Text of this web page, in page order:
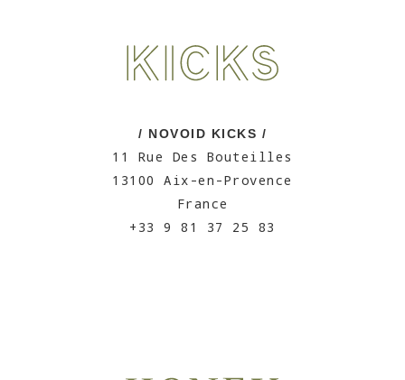
/ NOVOID KICKS /
11 Rue Des Bouteilles
13100 Aix-en-Provence
France
+33 9 81 37 25 83